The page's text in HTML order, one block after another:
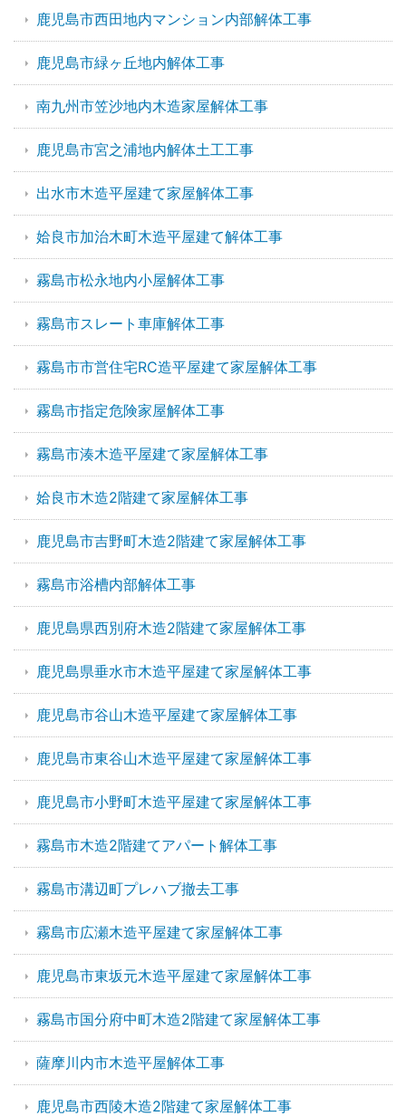
鹿児島市西田地内マンション内部解体工事
鹿児島市緑ヶ丘地内解体工事
南九州市笠沙地内木造家屋解体工事
鹿児島市宮之浦地内解体土工工事
出水市木造平屋建て家屋解体工事
姶良市加治木町木造平屋建て解体工事
霧島市松永地内小屋解体工事
霧島市スレート車庫解体工事
霧島市市営住宅RC造平屋建て家屋解体工事
霧島市指定危険家屋解体工事
霧島市湊木造平屋建て家屋解体工事
姶良市木造2階建て家屋解体工事
鹿児島市吉野町木造2階建て家屋解体工事
霧島市浴槽内部解体工事
鹿児島県西別府木造2階建て家屋解体工事
鹿児島県垂水市木造平屋建て家屋解体工事
鹿児島市谷山木造平屋建て家屋解体工事
鹿児島市東谷山木造平屋建て家屋解体工事
鹿児島市小野町木造平屋建て家屋解体工事
霧島市木造2階建てアパート解体工事
霧島市溝辺町プレハブ撤去工事
霧島市広瀬木造平屋建て家屋解体工事
鹿児島市東坂元木造平屋建て家屋解体工事
霧島市国分府中町木造2階建て家屋解体工事
薩摩川内市木造平屋解体工事
鹿児島市西陵木造2階建て家屋解体工事